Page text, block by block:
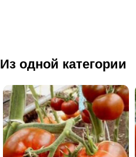
Из одной категории